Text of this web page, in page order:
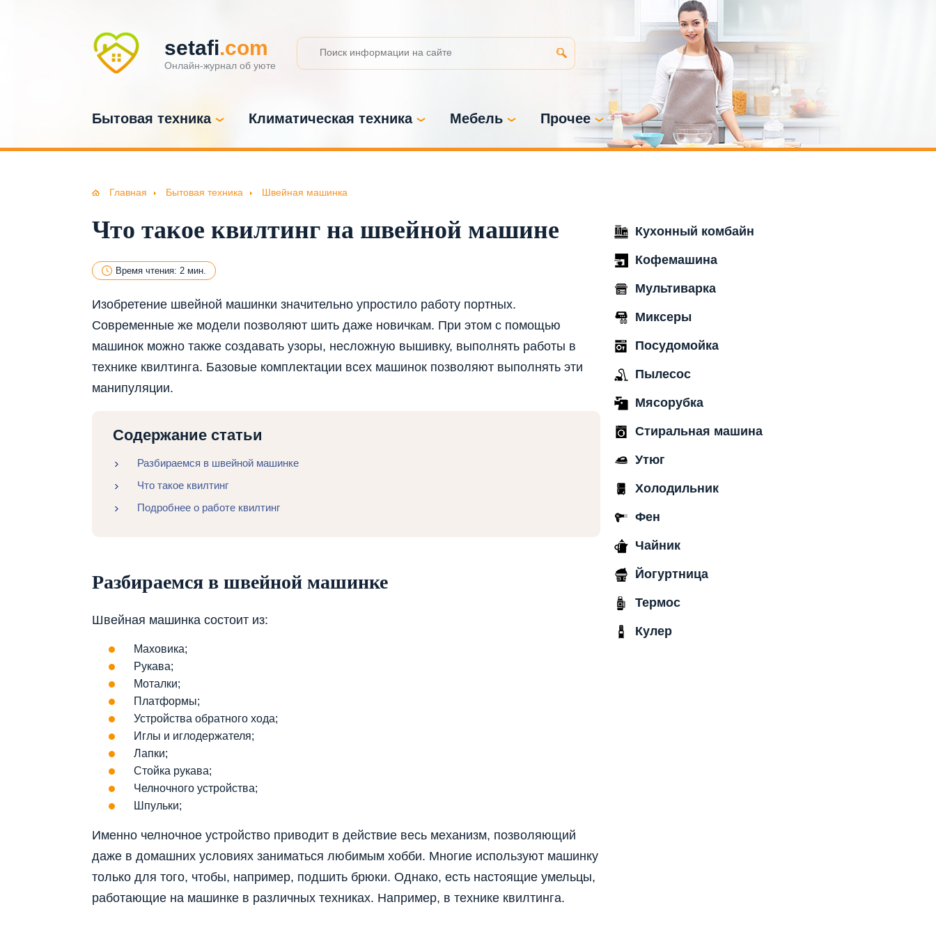
setafi.com
Онлайн-журнал об уюте
Бытовая техника Климатическая техника Мебель Прочее
Главная Бытовая техника Швейная машинка
Что такое квилтинг на швейной машине
Время чтения: 2 мин.
Изобретение швейной машинки значительно упростило работу портных.
Современные же модели позволяют шить даже новичкам. При этом с помощью
машинок можно также создавать узоры, несложную вышивку, выполнять работы в
технике квилтинга. Базовые комплектации всех машинок позволяют выполнять эти
манипуляции.
Содержание статьи
Разбираемся в швейной машинке
Что такое квилтинг
Подробнее о работе квилтинг
Разбираемся в швейной машинке
Швейная машинка состоит из:
Маховика;
Рукава;
Моталки;
Платформы;
Устройства обратного хода;
Иглы и иглодержателя;
Лапки;
Стойка рукава;
Челночного устройства;
Шпульки;
Именно челночное устройство приводит в действие весь механизм, позволяющий
даже в домашних условиях заниматься любимым хобби. Многие используют машинку
только для того, чтобы, например, подшить брюки. Однако, есть настоящие умельцы,
работающие на машинке в различных техниках. Например, в технике квилтинга.
Кухонный комбайн
Кофемашина
Мультиварка
Миксеры
Посудомойка
Пылесос
Мясорубка
Стиральная машина
Утюг
Холодильник
Фен
Чайник
Йогуртница
Термос
Кулер